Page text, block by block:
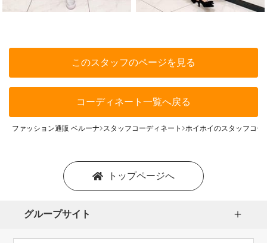
このスタッフのページを見る
コーディネート一覧へ戻る
ファッション通販 ベルーナ スタッフコーディネート ホイホイのスタッフコー
トップページへ
グループサイト